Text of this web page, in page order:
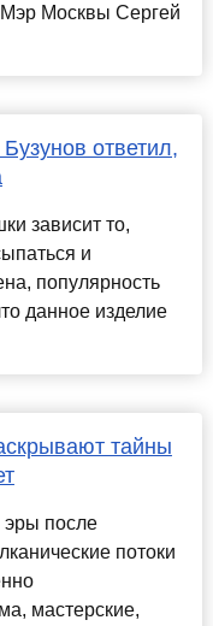
Москвы Сергей
ответил,
зависит то,
и
популярность
данное изделие
тайны
эры после
потоки
мастерские,